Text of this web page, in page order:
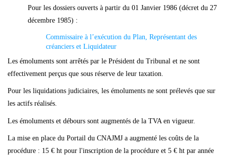
Pour les dossiers ouverts à partir du 01 Janvier 1986 (décret du 27
décembre 1985) :
Commissaire à l’exécution du Plan, Représentant des
créanciers et Liquidateur
Les émoluments sont arrêtés par le Président du Tribunal et ne sont
effectivement perçus que sous réserve de leur taxation.
Pour les liquidations judiciaires, les émoluments ne sont prélevés que sur
les actifs réalisés.
Les émoluments et débours sont augmentés de la TVA en vigueur.
La mise en place du Portail du CNAJMJ a augmenté les coûts de la
procédure : 15 € ht pour l'inscription de la procédure et 5 € ht par année